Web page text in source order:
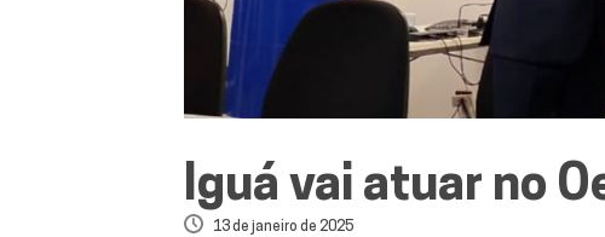
Iguá vai atuar no
13 de janeiro de 2025